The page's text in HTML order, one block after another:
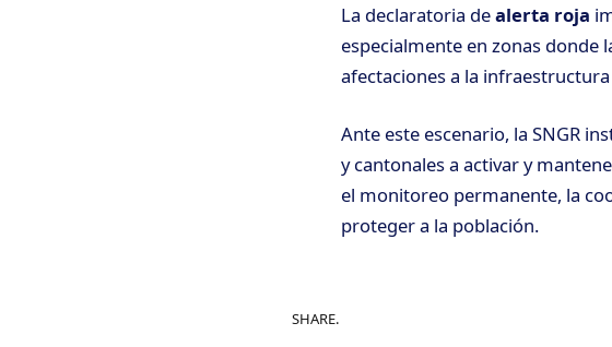
La declaratoria dealerta roja
especialmente en zonas donde
afectaciones a la infraestructura
Ante este escenario, la SNGR
y cantonales a activar y
el monitoreo permanente, la
proteger a la población.
SHARE.